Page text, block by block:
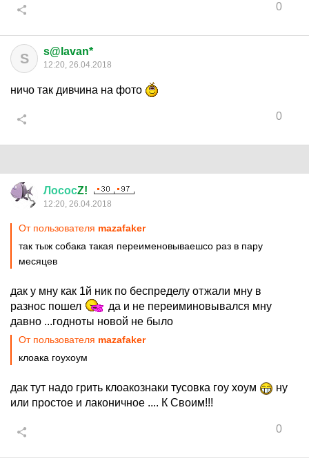
0
S s@lavan*
12:20, 26.04.2018
ничо так дивчина на фото
0
ЛососZ!
12:20, 26.04.2018
От пользователя mazafaker
так тыж собака такая переименовываешсо раз в пару
месяцев
дак у мну как 1й ник по беспределу отжали мну в
разнос пошел
да и не переиминовывался мну
давно ...годноты новой не было
От пользователя mazafaker
клоака гоухоум
дак тут надо грить клоакознаки тусовка гоу хоум
ну
или простое и лаконичное .... К Своим!!!
0